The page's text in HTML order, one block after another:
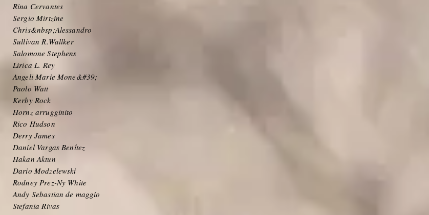
Rina Cervantes
Sergio Mirtzine
Chris&nbsp;Alessandro
Sullivan R.Wallker
Salomone Stephens
Lirica L. Rey
Angeli Marie Mone&#39;
Paolo Watt
Kerby Rock
Hornz arrugginito
Rico Hudson
Derry James
Daniel Vargas Benítez
Hakan Aktun
Dario Modzelewski
Rodney Prez-Ny White
Andy Sebastian de maggio
Stefania Rivas